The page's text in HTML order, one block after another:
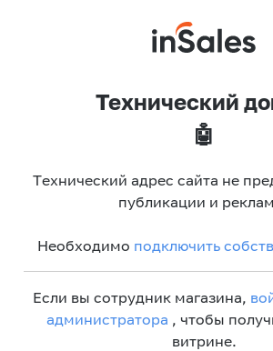
Технический
🤖
Технический адрес сайта не
публикации и
Необходимо подключить
Если вы сотрудник магазина,
администратора , чтобы
витрине.